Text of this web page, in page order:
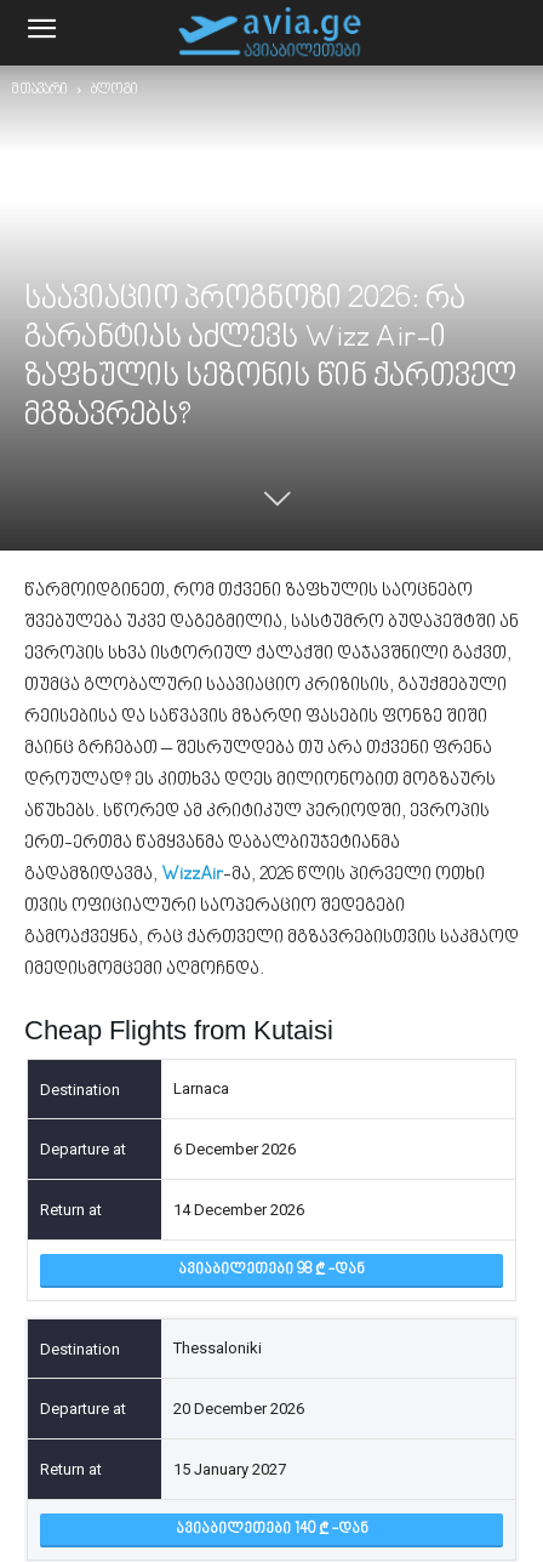
მთავარი ბლოგი
საავიაციო პროგნოზი 2026: რა
გარანტიას აძლევს Wizz Air-ი
ზაფხულის სეზონის წინ ქართველ
მგზავრებს?
წარმოიდგინეთ, რომ თქვენი ზაფხულის საოცნებო
შვებულება უკვე დაგეგმილია, სასტუმრო ბუდაპეშტში ან
ევროპის სხვა ისტორიულ ქალაქში დაჯავშნილი გაქვთ,
თუმცა გლობალური საავიაციო კრიზისის, გაუქმებული
რეისებისა და საწვავის მზარდი ფასების ფონზე შიში
მაინც გრჩებათ – შესრულდება თუ არა თქვენი ფრენა
დროულად? ეს კითხვა დღეს მილიონობით მოგზაურს
აწუხებს. სწორედ ამ კრიტიკულ პერიოდში, ევროპის
ერთ-ერთმა წამყვანმა დაბალბიუჯეტიანმა
გადამზიდავმა, WizzAir-მა, 2026 წლის პირველი ოთხი
თვის ოფიციალური საოპერაციო შედეგები
გამოაქვეყნა, რაც ქართველი მგზავრებისთვის საკმაოდ
იმედისმომცემი აღმოჩნდა.
Cheap Flights from Kutaisi
Larnaca
6 December 2026
14 December 2026
ᲐᲕᲘᲐᲑᲘᲚᲔᲗᲔᲑᲘ 98 -ᲓᲐᲜ
Thessaloniki
20 December 2026
15 January 2027
ᲐᲕᲘᲐᲑᲘᲚᲔᲗᲔᲑᲘ 140 -ᲓᲐᲜ